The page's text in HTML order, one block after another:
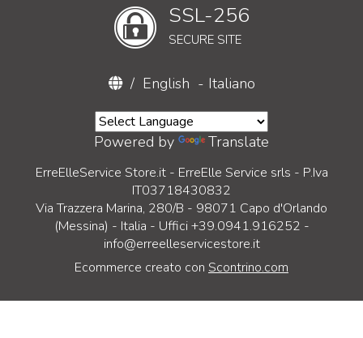
SSL-256
SECURE SITE
/ English - Italiano
Powered by Translate
ErreElleService Store.it - ErreElle Service srls - P.Iva
IT03718430832
Via Trazzera Marina, 280/B - 98071 Capo d'Orlando
(Messina) - Italia - Uffici +39.0941.916252 -
info@erreelleservicestore.it
Ecommerce creato con Scontrino.com